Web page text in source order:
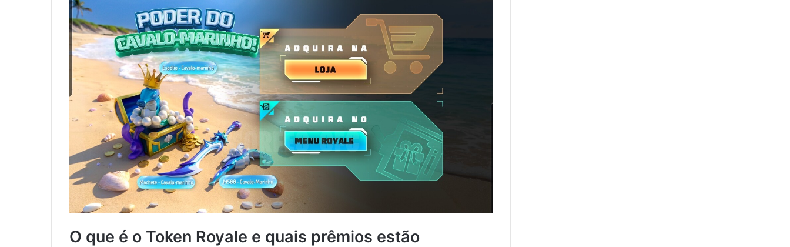
O que é o Token Royale e quais prêmios estão